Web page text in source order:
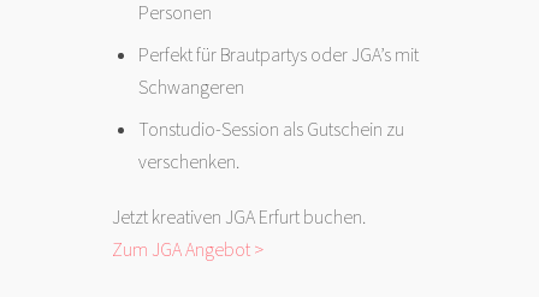
Personen
Perfekt für Brautpartys oder JGA’s mit
Schwangeren
Tonstudio-Session als Gutschein zu
verschenken.
Jetzt kreativen JGA Erfurt buchen.
Zum JGA Angebot >